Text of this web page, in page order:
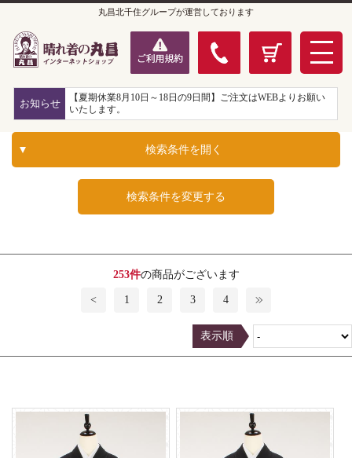
丸昌北千住グループが運営しております
お知らせ
【夏期休業8月10日～18日の9日間】ご注文はWEBよりお願い
いたします。
検索条件を開く
検索条件を変更する
253件の商品がございます
< 1 2 3 4
表示順